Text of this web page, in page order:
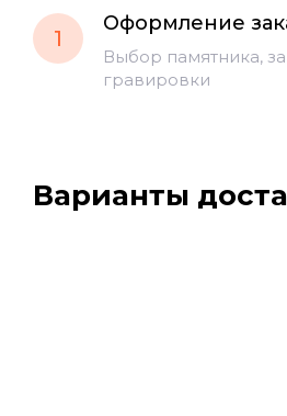
1
Оформление
Выбор памятника,
гравировки
Варианты